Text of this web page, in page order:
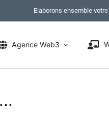
Elaborons ensemble
Agence Web3